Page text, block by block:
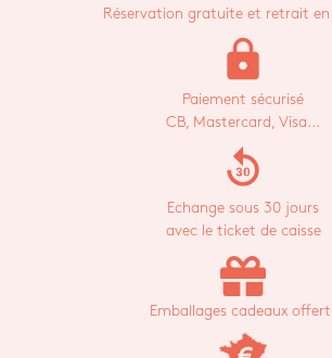
Réservation gratuite et retrait en
lock
Paiement sécurisé
CB, Mastercard, Visa...
replay_30
Echange sous 30 jours
avec le ticket de caisse
Emballages cadeaux